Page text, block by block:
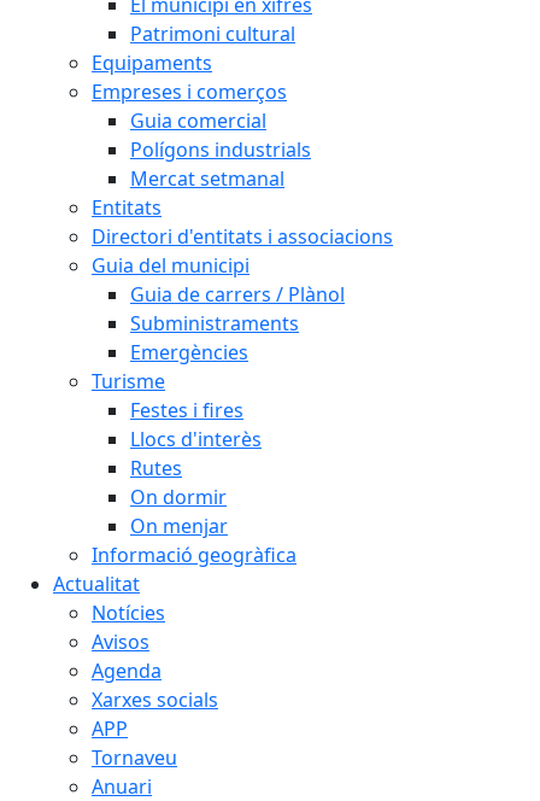
Patrimoni cultural
Equipaments
Empreses i comerços
Guia comercial
Polígons industrials
Mercat setmanal
Entitats
Directori d'entitats i associacions
Guia del municipi
Guia de carrers / Plànol
Subministraments
Emergències
Turisme
Festes i fires
Llocs d'interès
Rutes
On dormir
On menjar
Informació geogràfica
Actualitat
Notícies
Avisos
Agenda
Xarxes socials
APP
Tornaveu
Anuari